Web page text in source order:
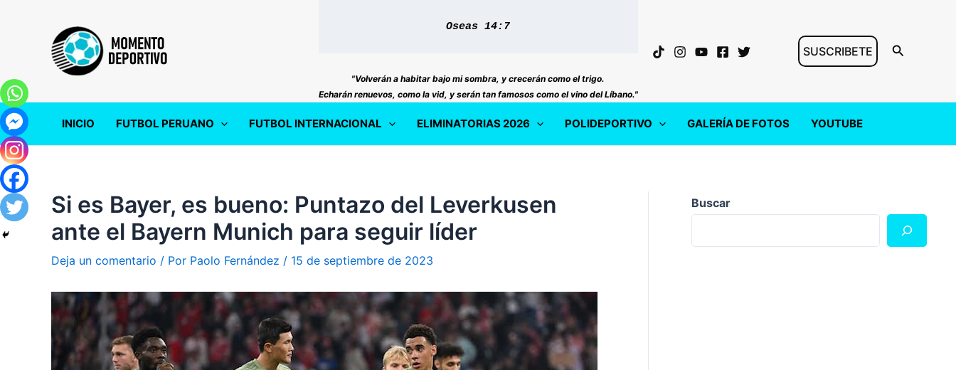
contenido
Oseas 14:7
"Volverán a habitar bajo mi sombra, y crecerán como el trigo.
Echarán renuevos, como la vid, y serán tan famosos como el vino del Líbano."
SUSCRIBETE Buscar
INICIO FUTBOL PERUANO FUTBOL INTERNACIONAL ELIMINATORIAS 2026 POLIDEPORTIVO GALERÍA DE FOTOS YOUTUBE
Si es Bayer, es bueno: Puntazo del Leverkusen
ante el Bayern Munich para seguir líder
Deja un comentario / Por Paolo Fernández / 15 de septiembre de 2023
Buscar